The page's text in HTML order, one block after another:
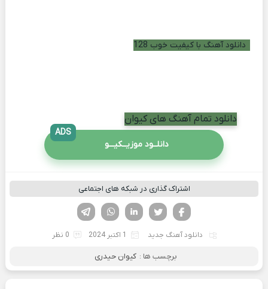
دانلود آهنگ با کیفیت خوب 128
دانلود تمام آهنگ های کیوان
دانلــود موزیــکیـــو
ADS
اشتراک گذاری در شبکه های اجتماعی
لینکدین تویتر
فیسوک
دانلود آهنگ جدید 1 اکتبر 2024 0 نظر
برچسب ها : کیوان حیدری